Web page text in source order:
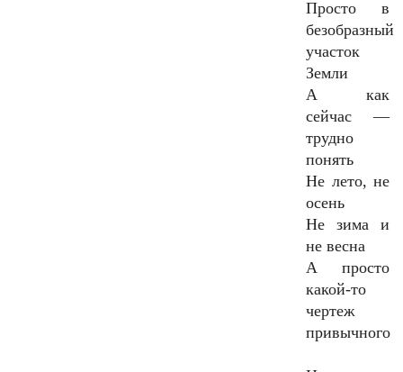
Просто в
безобразный
участок
Земли
А как
сейчас —
трудно
понять
Не лето, не
осень
Не зима и
не весна
А просто
какой-то
чертеж
привычного